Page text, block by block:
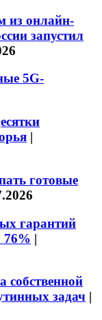
из онлайн-
запустил
5G-
|
готовые
гарантий
76% |
собственной
задач |